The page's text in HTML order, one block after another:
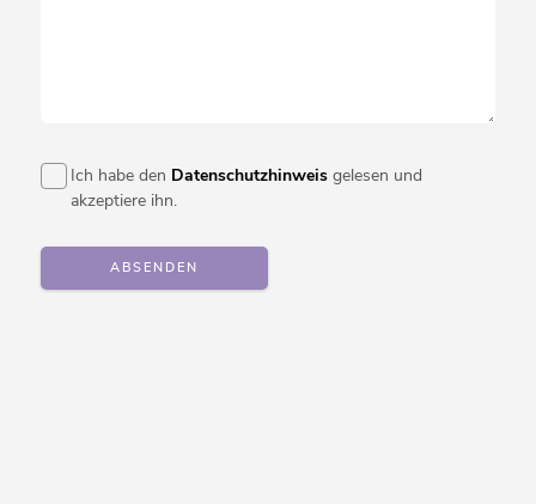
Ich habe den Datenschutzhinweis gelesen und
akzeptiere ihn.
ABSENDEN